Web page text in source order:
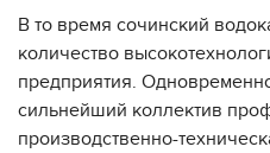
В то время сочинский
количество
предприятия.
сильнейший коллектив
производственно-